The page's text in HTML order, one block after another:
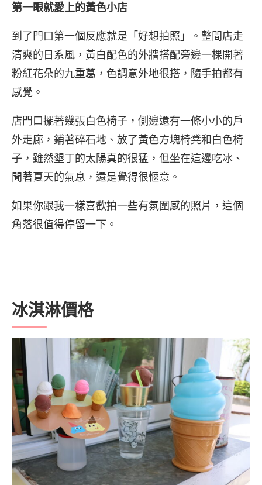
第一眼就愛上的黃色小店
到了門口第一個反應就是「好想拍照」。整間店走
清爽的日系風，黃白配色的外牆搭配旁邊一棵開著
粉紅花朵的九重葛，色調意外地很搭，隨手拍都有
感覺。
店門口擺著幾張白色椅子，側邊還有一條小小的戶
外走廊，鋪著碎石地、放了黃色方塊椅凳和白色椅
子，雖然墾丁的太陽真的很猛，但坐在這邊吃冰、
聞著夏天的氣息，還是覺得很愜意。
如果你跟我一樣喜歡拍一些有氛圍感的照片，這個
角落很值得停留一下。
冰淇淋價格